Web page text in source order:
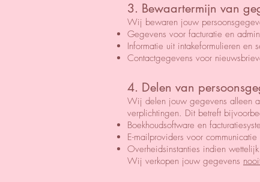
3. Bewaartermijn van
Wij bewaren jouw
Gegevens voor facturatie en
Informatie uit intakeformulieren en
Contactgegevens voor
4. Delen van
Wij delen jouw gegevens alleen
verplichtingen. Dit betreft
Boekhoudsoftware en
E-mailproviders voor communicatie
Overheidsinstanties indien
Wij verkopen jouw gegevens